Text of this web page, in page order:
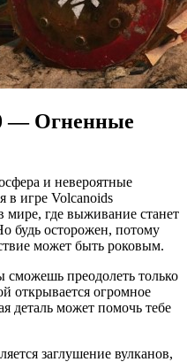
— Огненные
и невероятные
в игре Volcanoids
мире, где выживание станет
будь осторожен, потому
может быть роковым.
сможешь преодолеть только
открывается огромное
деталь может помочь тебе
заглушение вулканов,